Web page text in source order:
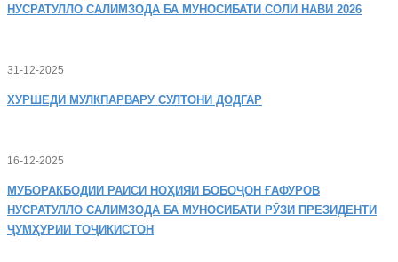
НУСРАТУЛЛО САЛИМЗОДА БА МУНОСИБАТИ СОЛИ НАВИ 2026
31-12-2025
ХУРШЕДИ МУЛКПАРВАРУ СУЛТОНИ ДОДГАР
16-12-2025
МУБОРАКБОДИИ РАИСИ НОҲИЯИ БОБОҶОН ҒАФУРОВ
НУСРАТУЛЛО САЛИМЗОДА БА МУНОСИБАТИ РӮЗИ ПРЕЗИДЕНТИ
ҶУМҲУРИИ ТОҶИКИСТОН